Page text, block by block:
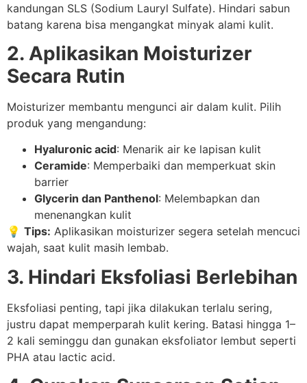
kandungan SLS (Sodium Lauryl Sulfate). Hindari sabun
batang karena bisa mengangkat minyak alami kulit.
2. Aplikasikan Moisturizer
Secara Rutin
Moisturizer membantu mengunci air dalam kulit. Pilih
produk yang mengandung:
Hyaluronic acid: Menarik air ke lapisan kulit
Ceramide: Memperbaiki dan memperkuat skin
barrier
Glycerin dan Panthenol: Melembapkan dan
menenangkan kulit
💡 Tips: Aplikasikan moisturizer segera setelah mencuci
wajah, saat kulit masih lembab.
3. Hindari Eksfoliasi Berlebihan
Eksfoliasi penting, tapi jika dilakukan terlalu sering,
justru dapat memperparah kulit kering. Batasi hingga 1–
2 kali seminggu dan gunakan eksfoliator lembut seperti
PHA atau lactic acid.